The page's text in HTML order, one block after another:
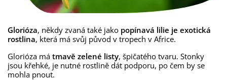
Glorióza, někdy zvaná také jako popínavá lilie je exotická
rostlina, která má svůj původ v tropech v Africe.
Glorióza má tmavě zelené listy, špičatého tvaru. Stonky
jsou křehké, je nutné rostlině dát podporu, po čem by se
mohla pnout.